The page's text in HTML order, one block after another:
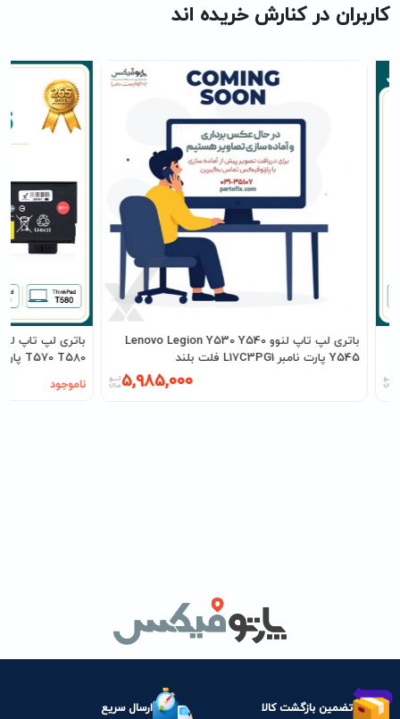
کاربران در کنارش خریده اند
باتری لپ تاپ لنوو Lenovo Legion Y530 Y540
Y545 پارت نامبر L17C3PG1 فلت بلند
5,985,000
T570 T580 پارت نامبر 01AV425
ناموجود
تضمین بازگشت کالا ارسال سریع